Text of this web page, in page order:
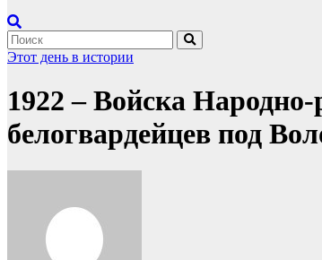
Этот день в истории
1922 – Войска
белогвардейцев под